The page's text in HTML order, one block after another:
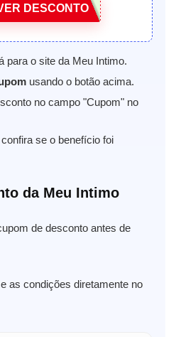
DESCONTO
para o site da Meu Intimo.
usando o botão acima.
no campo "Cupom" no
se o benefício foi
da Meu Intimo
de desconto antes de
as condições diretamente no